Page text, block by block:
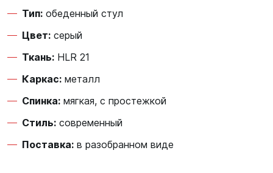
Тип: обеденный стул
Цвет: серый
Ткань: HLR 21
Каркас: металл
Спинка: мягкая, с простежкой
Стиль: современный
Поставка: в разобранном виде